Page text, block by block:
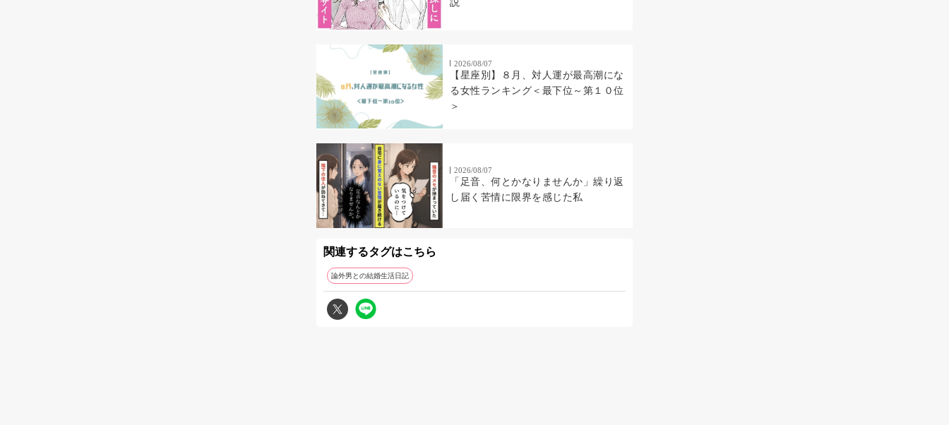
説
2026/08/07
【星座別】８月、対人運が最高潮にな
る女性ランキング＜最下位～第１０位
＞
2026/08/07
「足音、何とかなりませんか」繰り返
し届く苦情に限界を感じた私
関連するタグはこちら
論外男との結婚生活日記